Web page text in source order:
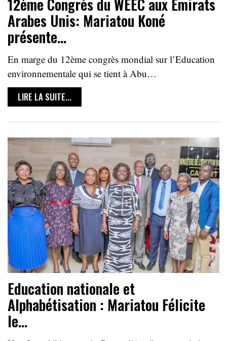
Arabes Unis: Mariatou Koné
présente…
En marge du 12ème congrès mondial sur l’Education
environnementale qui se tient à Abu…
LIRE LA SUITE...
Education nationale et
Alphabétisation : Mariatou Félicite
le…